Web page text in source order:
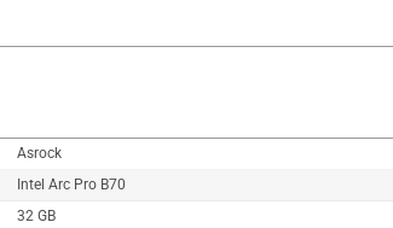
Asrock
Intel Arc Pro B70
32 GB